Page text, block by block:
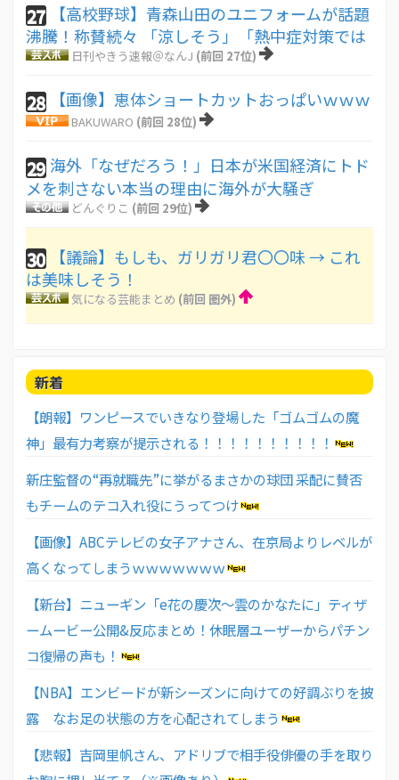
27
【高校野球】青森山田のユニフォームが話題
沸騰！称賛続々 「涼しそう」「熱中症対策では
日刊やきう速報＠なんJ (前回 27位)
28 【画像】恵体ショートカットおっぱいｗｗｗ
BAKUWARO (前回 28位)
29 海外「なぜだろう！」日本が米国経済にトド
メを刺さない本当の理由に海外が大騒ぎ
どんぐりこ (前回 29位)
30
【議論】もしも、ガリガリ君〇〇味 → これ
は美味しそう！
気になる芸能まとめ (前回 圏外)
新着
【朗報】ワンピースでいきなり登場した「ゴムゴムの魔
神」最有力考察が提示される！！！！！！！！！！
新庄監督の“再就職先”に挙がるまさかの球団 采配に賛否
もチームのテコ入れ役にうってつけ
【画像】ABCテレビの女子アナさん、在京局よりレベルが
高くなってしまうｗｗｗｗｗｗｗ
【新台】ニューギン「e花の慶次～雲のかなたに」ティザ
ームービー公開&反応まとめ！休眠層ユーザーからパチン
コ復帰の声も！
【NBA】エンビードが新シーズンに向けての好調ぶりを披
露 なお足の状態の方を心配されてしまう
【悲報】吉岡里帆さん、アドリブで相手役俳優の手を取り